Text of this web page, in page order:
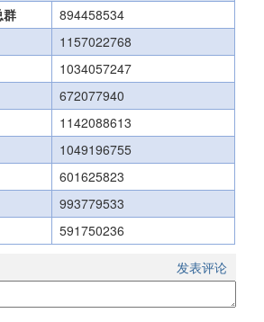
群
894458534
1157022768
1034057247
672077940
1142088613
1049196755
601625823
993779533
591750236
发表评论